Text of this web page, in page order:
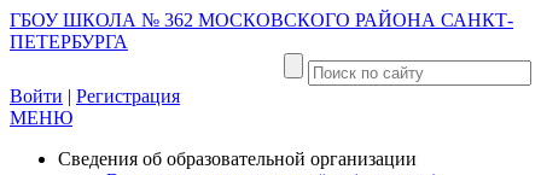
ГБОУ ШКОЛА № 362 МОСКОВСКОГО РАЙОНА САНКТ-
ПЕТЕРБУРГА
Войти | Регистрация
МЕНЮ
Сведения об образовательной организации